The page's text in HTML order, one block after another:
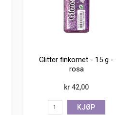
Glitter finkornet - 15 g -
rosa
kr 42,00
KJØP